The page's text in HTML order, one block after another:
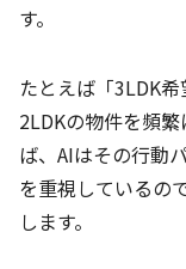
す。
たとえば「3LDK
2LDKの物件を頻
ば、AIはその行動
を重視しているの
します。